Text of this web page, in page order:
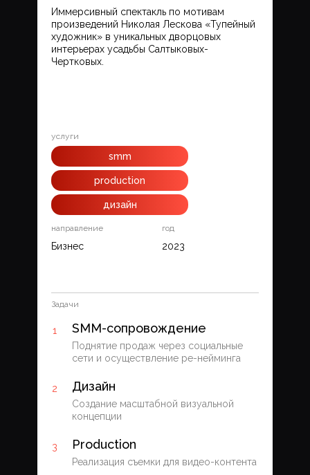
+7 (495) 923-58-85
smm
Иммерсивный спектакль по мотивам
произведений Николая Лескова «Тупейный
художник» в уникальных дворцовых
интерьерах усадьбы Салтыковых-
Чертковых.
направление
услуги
год
2023
Бизнес
production
дизайн
Задачи
SMM-сопровождение
Поднятие продаж через социальные
сети и осуществление ре-нейминга
Дизайн
Создание масштабной визуальной
концепции
Production
Реализация съемки для видео-контента